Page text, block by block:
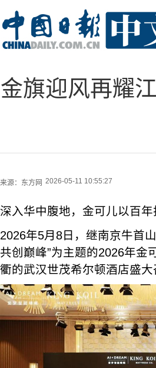
金旗迎风再耀
来源： 东方网 2026-05-11 10:55:27
深入华中腹地，金可儿以百
2026年5月8日，继南京牛首
共创巅峰”为主题的2026年金
衢的武汉世茂希尔顿酒店盛大